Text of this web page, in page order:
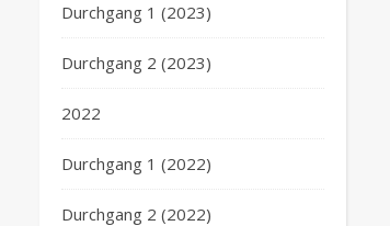
Durchgang 1 (2023)
Durchgang 2 (2023)
2022
Durchgang 1 (2022)
Durchgang 2 (2022)